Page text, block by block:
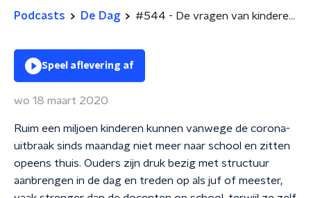
Podcasts De Dag #544 - De vragen van kinderen over corona
Speel aflevering af
wo 18 maart 2020
Ruim een miljoen kinderen kunnen vanwege de corona-
uitbraak sinds maandag niet meer naar school en zitten
opeens thuis. Ouders zijn druk bezig met structuur
aanbrengen in de dag en treden op als juf of meester,